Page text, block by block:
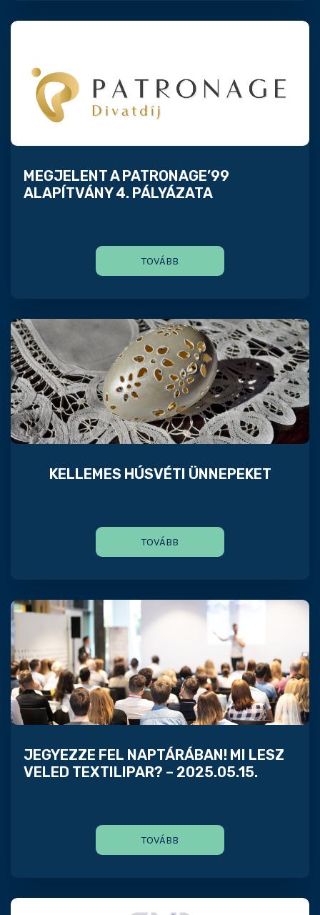
MEGJELENT A PATRONAGE’99
ALAPÍTVÁNY 4. PÁLYÁZATA
TOVÁBB
KELLEMES HÚSVÉTI ÜNNEPEKET
TOVÁBB
JEGYEZZE FEL NAPTÁRÁBAN! MI LESZ
VELED TEXTILIPAR? – 2025.05.15.
TOVÁBB